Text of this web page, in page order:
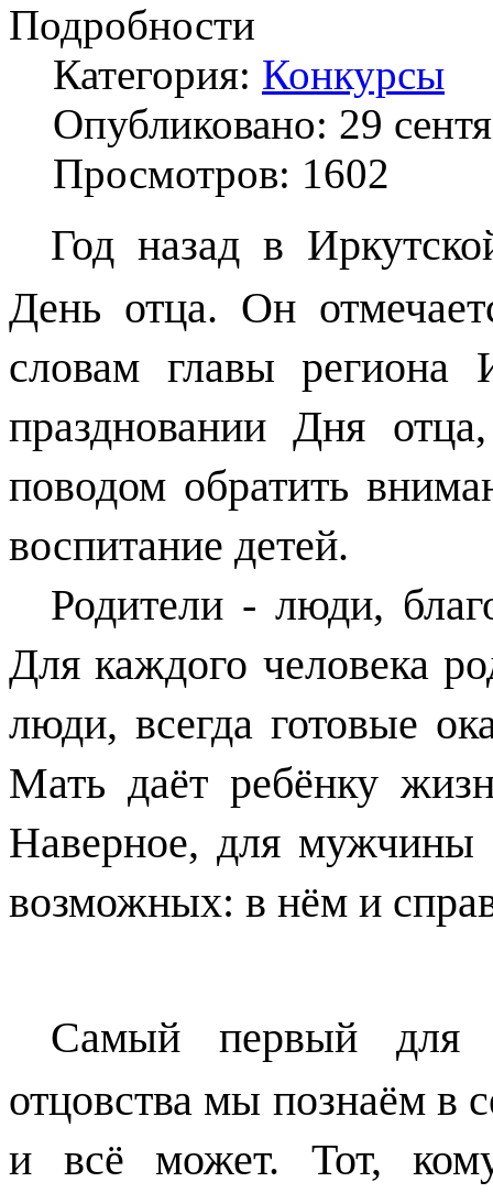
Подробности
Категория: Конкурсы
Опубликовано: 29
Просмотров: 1602
Год назад в
День отца. Он
словам главы региона
праздновании Дня
поводом обратить
воспитание детей.
Родители - люди,
Для каждого человека
люди, всегда готовые
Мать даёт ребёнку
Наверное, для мужчины
возможных: в нём и
Самый первый для
отцовства мы познаём в
и всё может. Тот,